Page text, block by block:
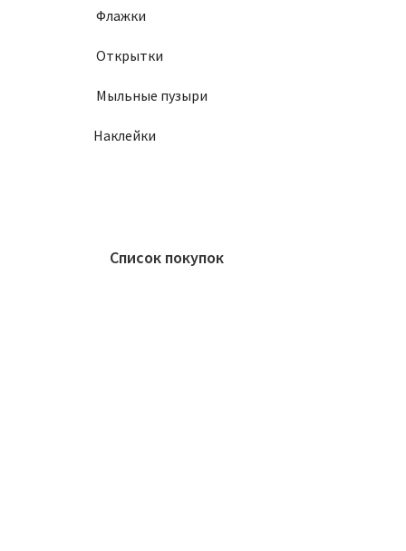
Флажки
Открытки
Мыльные пузыри
Наклейки
Список покупок